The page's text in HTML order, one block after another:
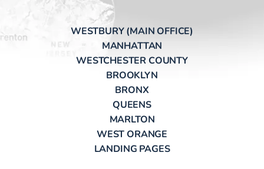
WESTBURY (MAIN OFFICE)
MANHATTAN
WESTCHESTER COUNTY
BROOKLYN
BRONX
QUEENS
MARLTON
WEST ORANGE
LANDING PAGES